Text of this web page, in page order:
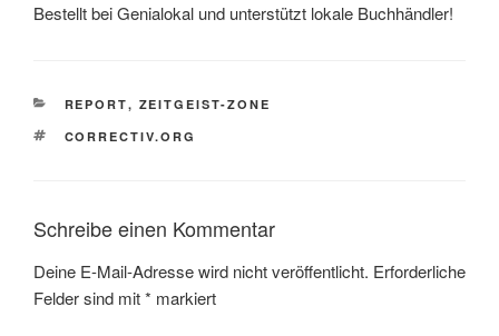
Bestellt bei Genialokal und unterstützt lokale Buchhändler!
KATEGORIEN
REPORT, ZEITGEIST-ZONE
SCHLAGWÖRTER
CORRECTIV.ORG
Schreibe einen Kommentar
Deine E-Mail-Adresse wird nicht veröffentlicht. Erforderliche
Felder sind mit* markiert